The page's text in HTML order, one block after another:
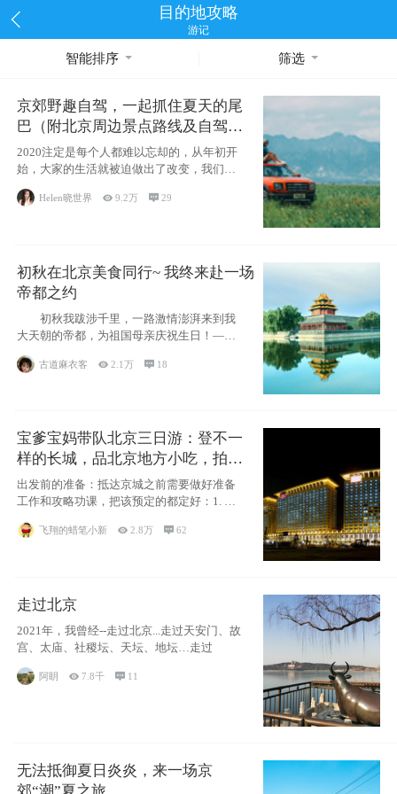
目的地攻略
游记
智能排序 筛选
京郊野趣自驾，一起抓住夏天的尾
巴（附北京周边景点路线及自驾攻
略）
2020注定是每个人都难以忘却的，从年初开
始，大家的生活就被迫做出了改变，我们也
不例外。本来双双辞职是为
Helen晓世界 9.2万 29
初秋在北京美食同行~ 我终来赴一场
帝都之约
初秋我跋涉千里，一路激情澎湃来到我
大天朝的帝都，为祖国母亲庆祝生日！——
古道麻衣客 2.1万  18
宝爹宝妈带队北京三日游：登不一
样的长城，品北京地方小吃，拍盘
古七星夜景！
出发前的准备：抵达京城之前需要做好准备
工作和攻略功课，把该预定的都定好：1. 酒
飞翔的蜡笔小新 2.8万 62
走过北京
2021年，我曾经--走过北京...走过天安门、故
宫、太庙、社稷坛、天坛、地坛…走过
阿眀 7.8千  11
无法抵御夏日炎炎，来一场京